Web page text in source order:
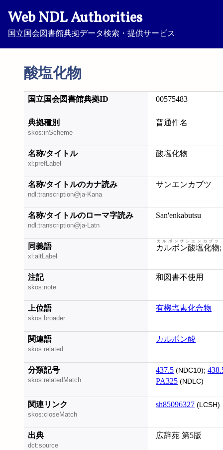
Web NDL Authorities
国立国会図書館典拠データ検索・提供サービス
酸塩化物
国立国会図書館典拠ID 00575483
典拠種別
skos:inScheme
普通件名
名称/タイトル
xl:prefLabel
酸塩化物
名称/タイトルのカナ読み
ndl:transcription@ja-Kana
サンエンカブツ
名称/タイトルのローマ字読み
ndl:transcription@ja-Latn
San'enkabutsu
同義語
xl:altLabel
カルボン酸塩化物
カルボンサンエンカブツ
;
注記
skos:note
和図書不使用
上位語
skos:broader
有機塩素化合物
関連語
skos:related
カルボン酸
分類記号
skos:relatedMatch
437.5 (NDC10);
PA325 (NDLC)
関連リンク
skos:closeMatch
sh85096327 (LCSH)
出典
dct:source
広辞苑 第5版